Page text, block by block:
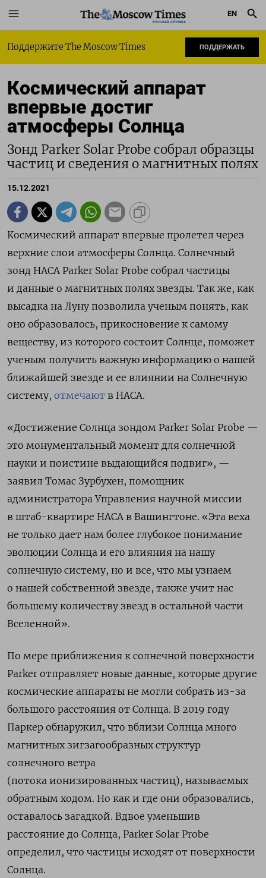
РУССКАЯ СЛУЖБА
EN
Поддержите The Moscow Times ПОДДЕРЖАТЬ
Космический аппарат
впервые достиг
атмосферы Солнца
Зонд Parker Solar Probe собрал образцы
частиц и сведения о магнитных полях
15.12.2021
Космический аппарат впервые пролетел через
верхние слои атмосферы Солнца. Солнечный
зонд НАСА Parker Solar Probe собрал частицы
и данные о магнитных полях звезды. Так же, как
высадка на Луну позволила ученым понять, как
оно образовалось, прикосновение к самому
веществу, из которого состоит Солнце, поможет
ученым получить важную информацию о нашей
ближайшей звезде и ее влиянии на Солнечную
систему, отмечают в НАСА.
«Достижение Солнца зондом Parker Solar Probe —
это монументальный момент для солнечной
науки и поистине выдающийся подвиг», —
заявил Томас Зурбухен, помощник
администратора Управления научной миссии
в штаб-квартире НАСА в Вашингтоне. «Эта веха
не только дает нам более глубокое понимание
эволюции Солнца и его влияния на нашу
солнечную систему, но и все, что мы узнаем
о нашей собственной звезде, также учит нас
большему количеству звезд в остальной части
Вселенной».
По мере приближения к солнечной поверхности
Parker отправляет новые данные, которые другие
космические аппараты не могли собрать из-за
большого расстояния от Солнца. В 2019 году
Паркер обнаружил, что вблизи Солнца много
магнитных зигзагообразных структур
солнечного ветра
(потока ионизированныхчастиц), называемых
обратным ходом. Но как и где они образовались,
оставалось загадкой. Вдвое уменьшив
расстояние до Солнца, Parker Solar Probe
определил, что частицы исходят от поверхности
Солнца.